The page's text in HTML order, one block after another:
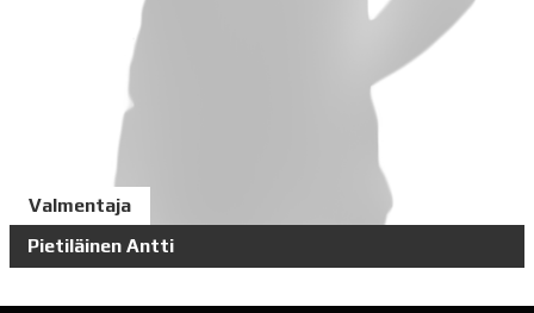
Valmentaja
Pietiläinen Antti